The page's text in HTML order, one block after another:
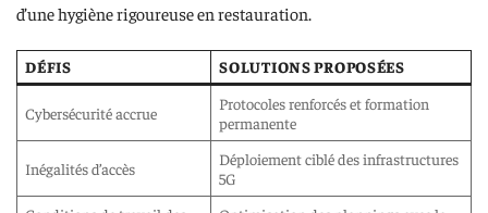
d’une hygiène rigoureuse en restauration.
DÉFIS SOLUTIONS PROPOSÉES
Cybersécurité accrue
Protocoles renforcés et formation
permanente
Inégalités d’accès
Déploiement ciblé des infrastructures
5G